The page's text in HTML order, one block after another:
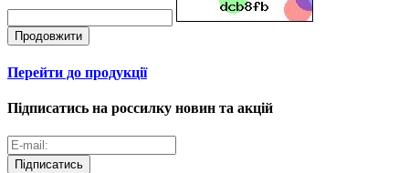
Продовжити
Перейти до продукції
Підписатись на россилку новин та акцій
Підписатись